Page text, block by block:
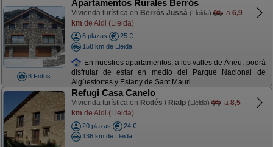
8 Fotos
Apartamentos Rurales Berrós
Vivienda turística en Berrós Jussà (Lleida) a 6,9
km de Aidi (Lleida)
6 plazas
25 €
158 km de Lleida
En nuestros apartamentos, a los valles de Àneu, podrá
disfrutar de estar en medio del Parque Nacional de
Aigüestortes y Estany de Sant Mauri ...
Refugi Casa Canelo
Vivienda turística en Rodés / Rialp (Lleida) a 8,5
km de Aidi (Lleida)
20 plazas
24 €
136 km de Lleida